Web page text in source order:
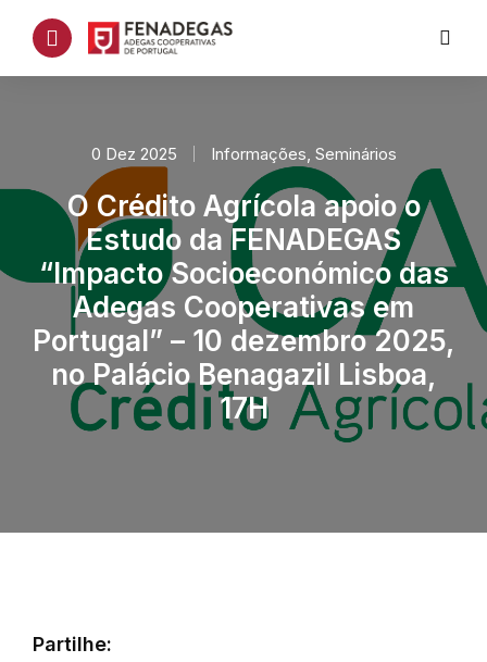
0 Dez 2025 Informações Seminários
O Crédito Agrícola apoio o
Estudo da FENADEGAS
“Impacto Socioeconómico das
Adegas Cooperativas em
Portugal” – 10 dezembro 2025,
no Palácio Benagazil Lisboa,
17H
Partilhe: